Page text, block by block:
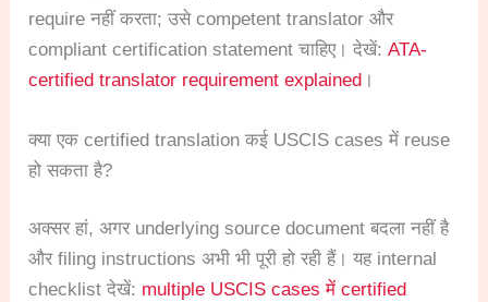
require नहीं करता; उसे competent translator और
compliant certification statement चाहिए। देखें:ATA-
certified translator requirement explained ।
क्या एक certified translation कई USCIS cases में reuse
हो सकता है?
अक्सर हां, अगर underlying source document बदला नहीं है
और filing instructions अभी भी पूरी हो रही हैं। यह internal
checklist देखें: multiple USCIS cases में certified